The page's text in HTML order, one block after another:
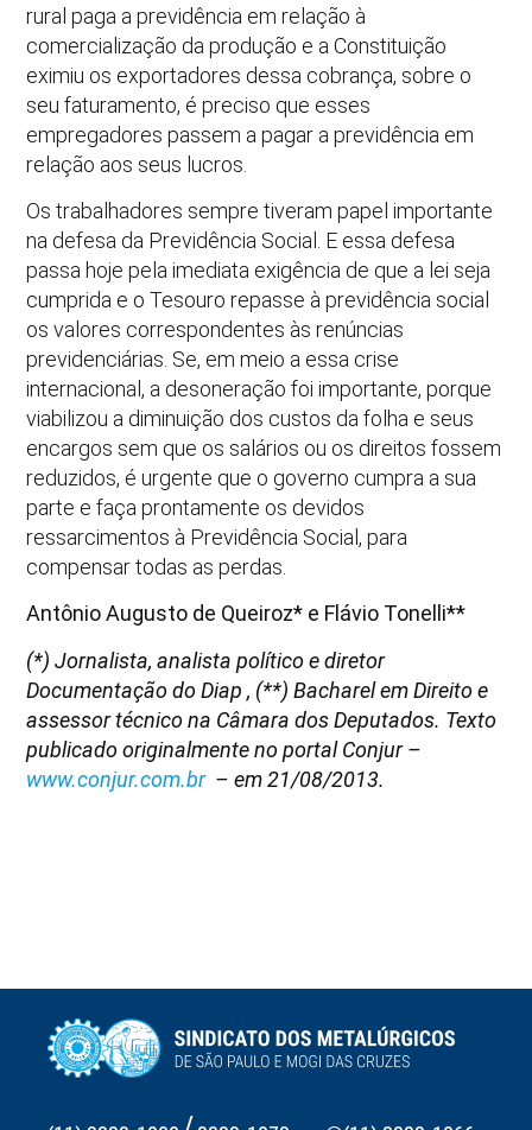
rural paga a previdência em relação à
comercialização da produção e a Constituição
eximiu os exportadores dessa cobrança, sobre o
seu faturamento, é preciso que esses
empregadores passem a pagar a previdência em
relação aos seus lucros.
Os trabalhadores sempre tiveram papel importante
na defesa da Previdência Social. E essa defesa
passa hoje pela imediata exigência de que a lei seja
cumprida e o Tesouro repasse à previdência social
os valores correspondentes às renúncias
previdenciárias. Se, em meio a essa crise
internacional, a desoneração foi importante, porque
viabilizou a diminuição dos custos da folha e seus
encargos sem que os salários ou os direitos fossem
reduzidos, é urgente que o governo cumpra a sua
parte e faça prontamente os devidos
ressarcimentos à Previdência Social, para
compensar todas as perdas.
Antônio Augusto de Queiroz* e Flávio Tonelli**
(*) Jornalista, analista político e diretor
Documentação do Diap , (**) Bacharel em Direito e
assessor técnico na Câmara dos Deputados. Texto
publicado originalmente no portal Conjur –
www.conjur.com.br– em 21/08/2013.
/